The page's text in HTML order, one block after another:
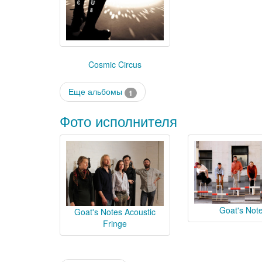
Cosmic Circus
Еще альбомы 1
Фото исполнителя
Goat's Notes Acoustic
Fringe
Goat's